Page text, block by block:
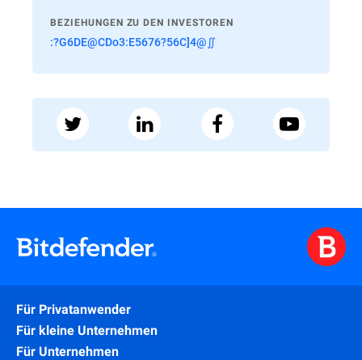
BEZIEHUNGEN ZU DEN INVESTOREN
:?G6DE@CDo3:E5676?56C]4@∬
Für Privatanwender
Für kleine Unternehmen
Für Unternehmen